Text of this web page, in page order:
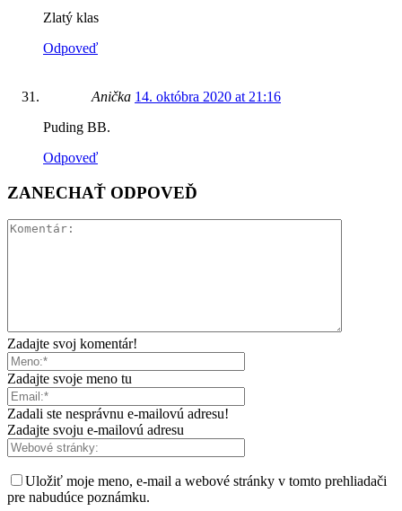
Zlatý klas
Odpoveď
Anička 14. októbra 2020 at 21:16
Puding BB.
Odpoveď
ZANECHAŤ ODPOVEĎ
Zadajte svoj komentár!
Zadajte svoje meno tu
Zadali ste nesprávnu e-mailovú adresu!
Zadajte svoju e-mailovú adresu
Uložiť moje meno, e-mail a webové stránky v tomto prehliadači
pre nabudúce poznámku.